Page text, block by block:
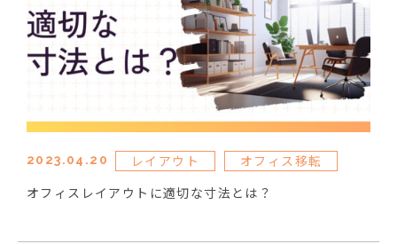
2023.04.20 レイアウト
オフィス移転
オフィスレイアウトに適切な寸法とは？